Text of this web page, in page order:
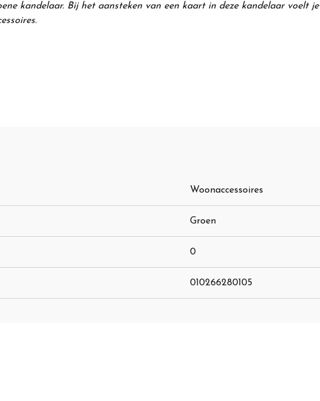
kandelaar. Bij het aansteken van een kaart in deze kandelaar voelt
Woonaccessoires
Groen
0
010266280105